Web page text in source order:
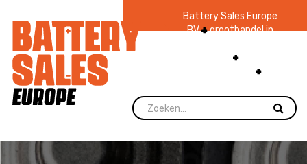
Battery Sales Europe
BV groothandel in
zaklampen Ruim 48
jaar ervaring
voorraad.